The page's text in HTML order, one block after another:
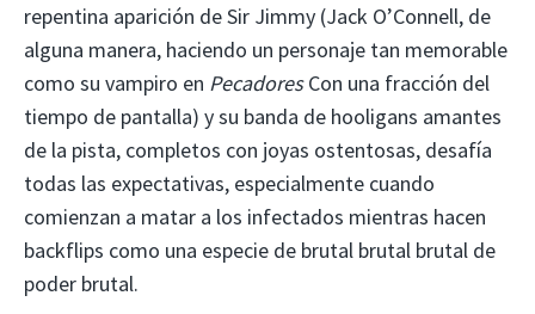
repentina aparición de Sir Jimmy (Jack O’Connell, de
alguna manera, haciendo un personaje tan memorable
como su vampiro en PecadoresCon una fracción del
tiempo de pantalla) y su banda de hooligans amantes
de la pista, completos con joyas ostentosas, desafía
todas las expectativas, especialmente cuando
comienzan a matar a los infectados mientras hacen
backflips como una especie de brutal brutal brutal de
poder brutal.